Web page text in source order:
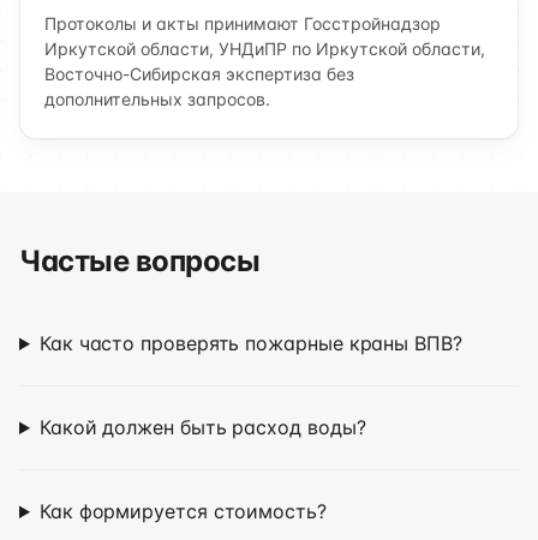
Протоколы и акты принимают Госстройнадзор
Иркутской области, УНДиПР по Иркутской области,
Восточно-Сибирская экспертиза без
дополнительных запросов.
Частые вопросы
Как часто проверять пожарные краны ВПВ?
Какой должен быть расход воды?
Как формируется стоимость?